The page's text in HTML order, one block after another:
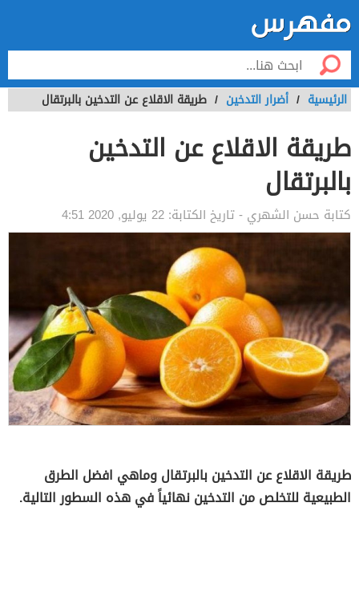
الرئيسية / أضرار التدخين / طريقة الاقلاع عن التدخين بالبرتقال
طريقة الاقلاع عن التدخين
بالبرتقال
كتابة حسن الشهري - تاريخ الكتابة: 22 يوليو, 2020 4:51
طريقة الاقلاع عن التدخين بالبرتقال وماهي افضل الطرق
الطبيعية للتخلص من التدخين نهائياً في هذه السطور التالية.